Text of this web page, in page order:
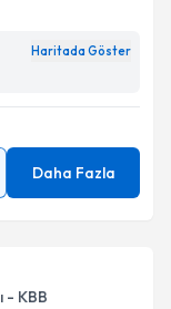
Haritada Göster
Daha Fazla
- KBB